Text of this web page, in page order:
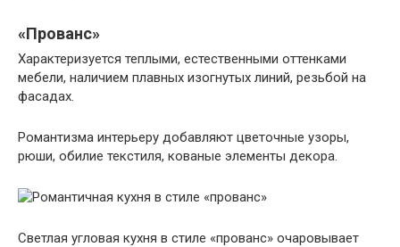
«Прованс»
Характеризуется теплыми, естественными оттенками
мебели, наличием плавных изогнутых линий, резьбой на
фасадах.
Романтизма интерьеру добавляют цветочные узоры,
рюши, обилие текстиля, кованые элементы декора.
Светлая угловая кухня в стиле «прованс» очаровывает